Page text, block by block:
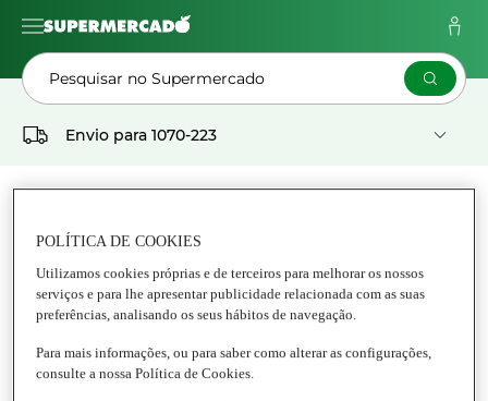
Pesquisar no Supermercado
Envio para 1070-223
As Minhas
Supermercado
ANIMAIS
Tudo Animais
POLÍTICA DE COOKIES
Utilizamos cookies próprias e de terceiros para melhorar os nossos
serviços e para lhe apresentar publicidade relacionada com as suas
preferências, analisando os seus hábitos de navegação.
Para mais informações, ou para saber como alterar as configurações,
consulte a nossa Política de Cookies.